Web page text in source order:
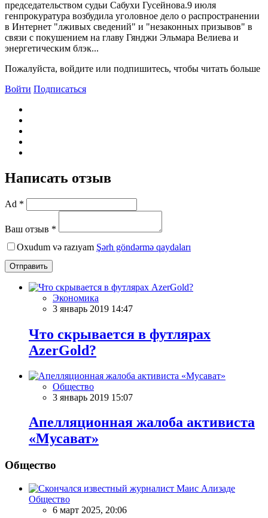
председательством судьи Сабухи Гусейнова.9 июля
генпрокуратура возбудила уголовное дело о распространении
в Интернет "лживых сведений" и "незаконных призывов" в
связи с покушением на главу Гянджи Эльмара Bелиева и
энергетическим блэк...
Пожалуйста, войдите или подпишитесь, чтобы читать больше
Войти Подписаться
Написать отзыв
Ad *
Ваш отзыв *
Oxudum və razıyam Şərh göndərmə qaydaları
Отправить
Экономика
3 январь 2019 14:47
Что скрывается в футлярах
AzerGold?
Общество
3 январь 2019 15:07
Апелляционная жалоба активиста
«Мусават»
Общество
Общество
6 март 2025, 20:06